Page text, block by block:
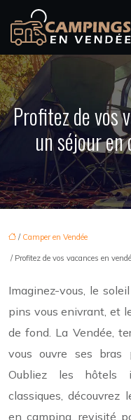
Profitez de vos
un séjour
/ Camper en Vendée
/ Profitez de vos vacances en
Imaginez-vous, le
pins vous enivrant, et
de fond. La Vendée,
vous ouvre ses bras
Oubliez les hôtels
classiques, découvrez
en camping, revisité